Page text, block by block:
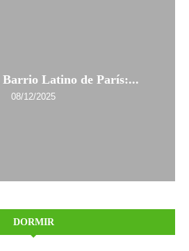
Barrio Latino de París:...
08/12/2025
DORMIR